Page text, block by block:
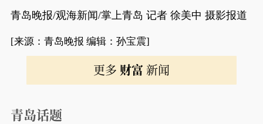
青岛晚报/观海新闻/掌上青岛 记者 徐美中 摄影报道
[来源：青岛晚报 编辑：孙宝震]
更多 财富 新闻
青岛话题